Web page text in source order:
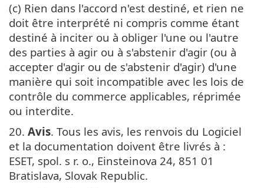
(c) Rien dans l'accord n'est destiné, et rien ne
doit être interprété ni compris comme étant
destiné à inciter ou à obliger l'une ou l'autre
des parties à agir ou à s'abstenir d'agir (ou à
accepter d'agir ou de s'abstenir d'agir) d'une
manière qui soit incompatible avec les lois de
contrôle du commerce applicables, réprimée
ou interdite.
20. Avis. Tous les avis, les renvois du Logiciel
et la documentation doivent être livrés à :
ESET, spol. s r. o., Einsteinova 24, 851 01
Bratislava, Slovak Republic.